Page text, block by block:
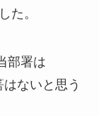
た。
部署は
はないと思う